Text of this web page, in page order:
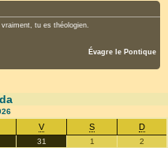
tu es théologien.
Évagre le Pontique
V S D
31 1
2